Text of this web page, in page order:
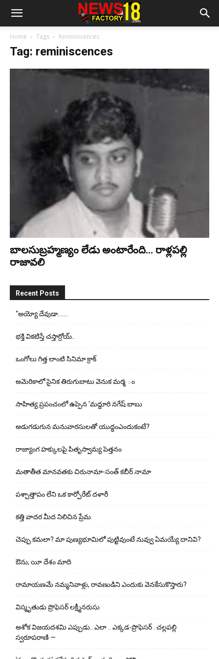
Home Tags Reminiscences
Tag: reminiscences
బాలసుబ్ర‌హ్మ‌ణ్యం లేడు అంటారేంది… రాళ్ల‌ప‌ల్లి
రాజావ‌లి
Recent Posts
“అయ్యో దేవుడా…….
భ‌క్తి విక‌టిస్తే చ‌స్తార్రోయ్‌..
ఒంగోలు గిత్త లాంటి సినిమా క్రాక్
అమెరికాలో సైనిక తిరుగుబాటు వెనుక మర్మ ం
సాహిత్య ప్రపంచంలో ఉప్పెన ‘మద్దూరి నగేష్ బాబు
అడుగ‌డుగున మ‌నువార‌సుల‌తో యుద్ధంఎందుకంటే?
రాజ్యాంగ హక్కులపై పితృస్వామ్య పెత్తనం
మతాతీత మానవతకు చిరునామా-సంత్ కబీర్ నామా
పశ్చాత్తాపం లేని ఒక కార్పోరేట్ దళారీ
కత్తి వాదర మీద నిలిచిన ప్రేమ
చెప్పు క‌మ‌లా? మా పుణ్యభూమిలో పుట్టివుంటే నువ్వు ఏమయ్యే దానివి?
ఔను, యీ దేశం మాది
రామాయణమే నమ్మనివాళ్లు, రావణుడిని ఎందుకు వెనకేసుకొస్తారు?
విస్మృతుడు ప్రొఫెసర్ లక్ష్మీనరుసు
అశోక విజ‌య‌ద‌శ‌మి ఎప్పుడు.. ఎలా .. ఎక్క‌డ‌-ప్రొఫెసర్ . చల్లపల్లి
స్వరూపరాణి —